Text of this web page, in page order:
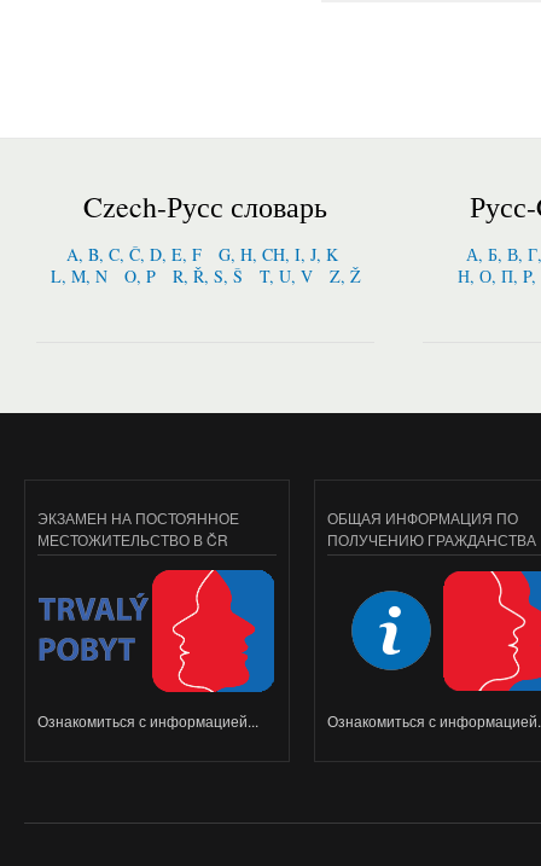
Czech-Русс словарь
A, B, C, Č, D, E, F
G, H, CH, I, J, K
L, M, N
O, P R, Ř, S, Š T, U, V Z, Ž
А, Б, В,
Н, О, П,
ЭКЗАМЕН НА ПОСТОЯННОЕ
МЕСТОЖИТЕЛЬСТВО В ČR
Ознакомиться с информацией...
ОБЩАЯ ИНФОРМАЦИЯ ПО
ПОЛУЧЕНИЮ ГРАЖДАНСТВА
Ознакомиться с